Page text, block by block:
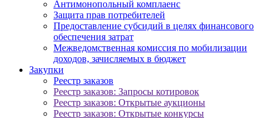
Антимонопольный комплаенс
Защита прав потребителей
Предоставление субсидий в целях финансового
обеспечения затрат
Межведомственная комиссия по мобилизации
доходов, зачисляемых в бюджет
Закупки
Реестр заказов
Реестр заказов: Запросы котировок
Реестр заказов: Открытые аукционы
Реестр заказов: Открытые конкурсы